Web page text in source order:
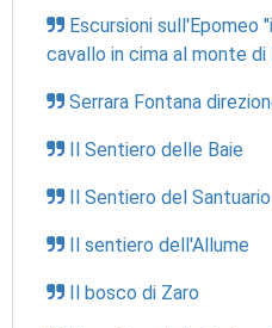
Escursioni sull'Epomeo
cavallo in cima al monte di
Serrara Fontana
Il Sentiero delle Baie
Il Sentiero del Santuario
Il sentiero dell'Allume
Il bosco di Zaro